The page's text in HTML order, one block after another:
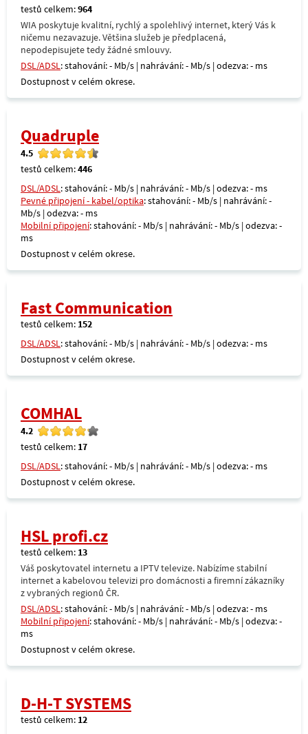
testů celkem:964
WIA poskytuje kvalitní, rychlý a spolehlivý internet, který Vás k
ničemu nezavazuje. Většina služeb je předplacená,
nepodepisujete tedy žádné smlouvy.
DSL/ADSL: stahování: - Mb/s | nahrávání: - Mb/s | odezva: - ms
Dostupnost v celém okrese.
Quadruple
4.5
testů celkem:446
DSL/ADSL: stahování: - Mb/s | nahrávání: - Mb/s | odezva: - ms
Pevné připojení - kabel/optika: stahování: - Mb/s | nahrávání: -
Mb/s | odezva: - ms
Mobilní připojení: stahování: - Mb/s | nahrávání: - Mb/s | odezva: -
ms
Dostupnost v celém okrese.
Fast Communication
testů celkem: 152
DSL/ADSL: stahování: - Mb/s | nahrávání: - Mb/s | odezva: - ms
Dostupnost v celém okrese.
COMHAL
4.2
testů celkem: 17
DSL/ADSL: stahování: - Mb/s | nahrávání: - Mb/s | odezva: - ms
Dostupnost v celém okrese.
HSL profi.cz
testů celkem: 13
Váš poskytovatel internetu a IPTV televize. Nabízíme stabilní
internet a kabelovou televizi pro domácnosti a firemní zákazníky
z vybraných regionů ČR.
DSL/ADSL: stahování: - Mb/s | nahrávání: - Mb/s | odezva: - ms
Mobilní připojení: stahování: - Mb/s | nahrávání: - Mb/s | odezva: -
ms
Dostupnost v celém okrese.
D-H-T SYSTEMS
testů celkem: 12